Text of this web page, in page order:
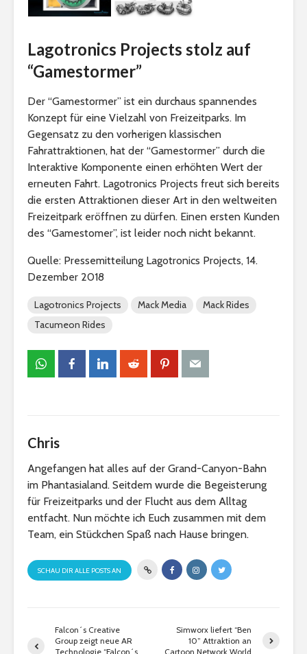
Lagotronics Projects stolz auf
“Gamestormer”
Der “Gamestormer” ist ein durchaus spannendes
Konzept für eine Vielzahl von Freizeitparks. Im
Gegensatz zu den vorherigen klassischen
Fahrattraktionen, hat der “Gamestormer” durch die
Interaktive Komponente einen erhöhten Wert der
erneuten Fahrt. Lagotronics Projects freut sich bereits
die ersten Attraktionen dieser Art in den weltweiten
Freizeitpark eröffnen zu dürfen. Einen ersten Kunden
des “Gamestomer”, ist leider noch nicht bekannt.
Quelle: Pressemitteilung Lagotronics Projects, 14.
Dezember 2018
Lagotronics Projects Mack Media
Mack Rides
Tacumeon Rides
Chris
Angefangen hat alles auf der Grand-Canyon-Bahn
im Phantasialand. Seitdem wurde die Begeisterung
für Freizeitparks und der Flucht aus dem Alltag
entfacht. Nun möchte ich Euch zusammen mit dem
Team, ein Stückchen Spaß nach Hause bringen.
SCHAU DIR ALLE POSTS AN
Falcon´s Creative
Group zeigt neue AR
Technologie “Falcon´s
Simworx liefert “Ben
10” Attraktion an
Cartoon Network World